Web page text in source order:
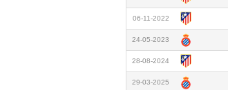
06-11-2022
24-05-2023
28-08-2024
29-03-2025